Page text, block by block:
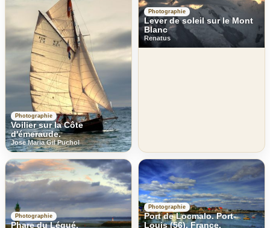
Photographie
Voilier sur la Côte
d'émeraude.
Jose Maria Gil Puchol
Photographie
Lever de soleil sur le Mont
Blanc
Renatus
Photographie
Phare du Légué.
Photographie
Port de Locmalo. Port-
Louis (56). France.